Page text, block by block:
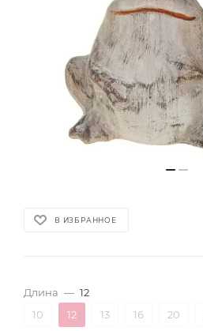
В ИЗБРАННОЕ
Длина — 12
10
12 13 16 20